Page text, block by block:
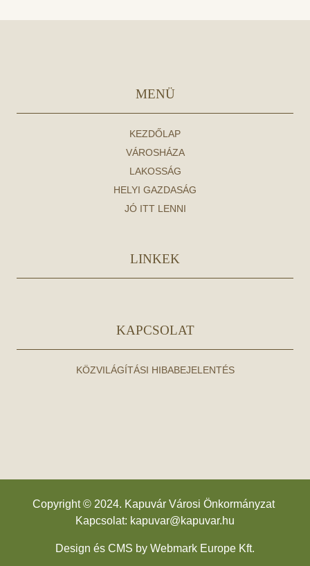
MENÜ
KEZDŐLAP
VÁROSHÁZA
LAKOSSÁG
HELYI GAZDASÁG
JÓ ITT LENNI
LINKEK
KAPCSOLAT
KÖZVILÁGÍTÁSI HIBABEJELENTÉS
Copyright © 2024. Kapuvár Városi Önkormányzat
Kapcsolat: kapuvar@kapuvar.hu
Design és CMS by Webmark Europe Kft.